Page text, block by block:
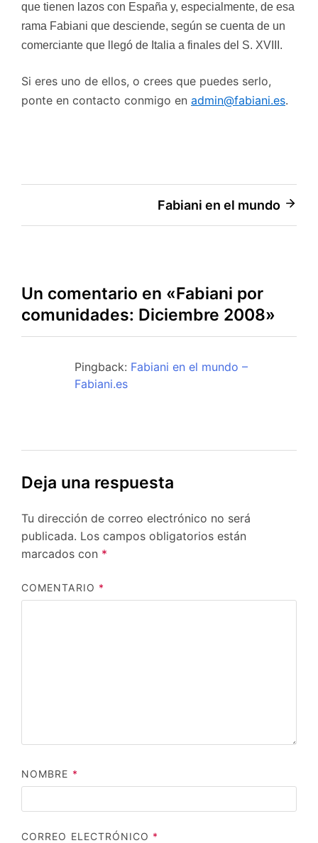
que tienen lazos con España y, especialmente, de esa
rama Fabiani que desciende, según se cuenta de un
comerciante que llegó de Italia a finales del S. XVIII.
Si eres uno de ellos, o crees que puedes serlo,
ponte en contacto conmigo en admin@fabiani.es.
de
Fabiani en el mundo
Un comentario en «Fabiani por
comunidades: Diciembre 2008»
Pingback: Fabiani en el mundo –
Fabiani.es
Deja una respuesta
Tu dirección de correo electrónico no será
publicada. Los campos obligatorios están
marcados con *
COMENTARIO *
NOMBRE *
CORREO ELECTRÓNICO *